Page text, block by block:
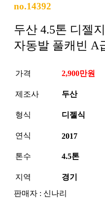
no.14392
두산 4.5톤 디젤
자동발 풀캐빈 A
가격 2,900만원
제조사 두산
형식 디젤식
연식 2017
톤수 4.5톤
지역
경기
판매자 : 신나리